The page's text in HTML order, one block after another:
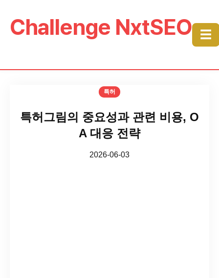
Challenge NxtSEO ☰
특허
특허그림의 중요성과 관련 비용, O
A 대응 전략
2026-06-03